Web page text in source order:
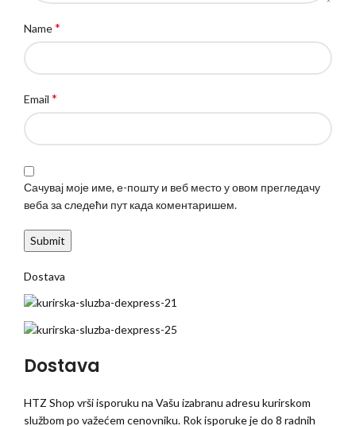
Name*
Email *
Сачувај моје име, е-пошту и веб место у овом прегледачу
веба за следећи пут када коментаришем.
Dostava
Dostava
HTZ Shop vrši isporuku na Vašu izabranu adresu kurirskom
službom po važećem cenovniku. Rok isporuke je do 8 radnih